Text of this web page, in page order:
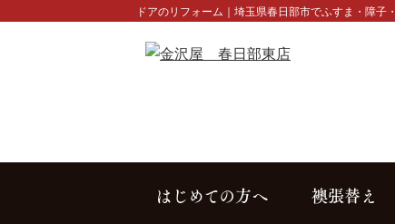
ドアのリフォーム｜埼玉県春日部市でふすま・障
はじめての方へ 襖張替え